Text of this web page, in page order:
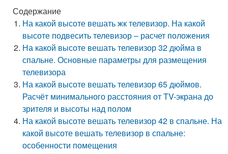
Содержание
На какой высоте вешать жк телевизор. На какой
высоте подвесить телевизор – расчет положения
На какой высоте вешать телевизор 32 дюйма в
спальне. Основные параметры для размещения
телевизора
На какой высоте вешать телевизор 65 дюймов.
Расчёт минимального расстояния от TV-экрана до
зрителя и высоты над полом
На какой высоте вешать телевизор 42 в спальне. На
какой высоте вешать телевизор в спальне:
особенности помещения